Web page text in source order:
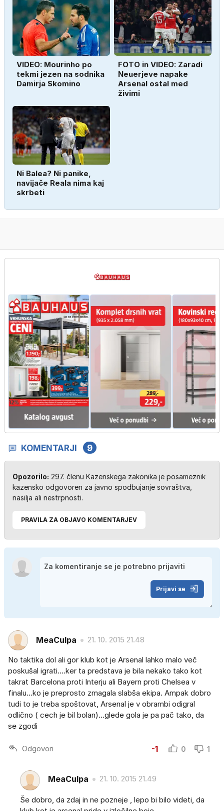
VIDEO: Mourinho po
tekmi jezen na sodnika
Damirja Skomino
FOTO in VIDEO: Zaradi
Neuerjeve napake
Arsenal ostal med
živimi
Ni Balea? Ni panike,
navijače Reala nima kaj
skrbeti
KOMENTARJI 9
Opozorilo: 297. členu Kazenskega zakonika je posameznik
kazensko odgovoren za javno spodbujanje sovraštva,
nasilja ali nestrpnosti.
PRAVILA ZA OBJAVO KOMENTARJEV
Prijavi se
MeaCulpa 21. 10. 2015 21.48
No taktika dol ali gor klub kot je Arsenal lahko malo več
poskušal igrati....ker ta predstava je bila nekako tako kot
takrat Barcelona proti Interju ali Bayern proti Chelsea v
finalu...ko je preprosto zmagala slabša ekipa. Ampak dobro
tudi to je treba spoštovat, Arsenal je v obrambi odigral
odlično ( cech je bil bolan)...glede gola je pa pač tako, da
se zgodi
Odgovori -1 0 1
MeaCulpa 21. 10. 2015 21.49
Še dobro, da zdaj in ne pozneje , lepo bi bilo videti, da